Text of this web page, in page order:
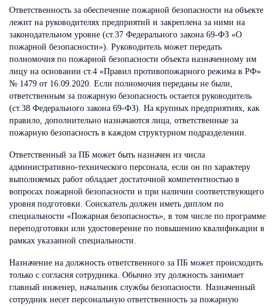
Ответственность за обеспечение пожарной безопасности на объекте
лежит на руководителях предприятий и закреплена за ними на
законодательном уровне (ст.37 Федерального закона 69-ФЗ «О
пожарной безопасности»). Руководитель может передать
полномочия по пожарной безопасности объекта назначенному им
лицу на основании ст.4 «Правил противопожарного режима в РФ»
№ 1479 от 16.09.2020. Если полномочия переданы не были,
ответственным за пожарную безопасность остается руководитель
(ст.38 Федерального закона 69-ФЗ). На крупных предприятиях, как
правило, дополнительно назначаются лица, ответственные за
пожарную безопасность в каждом структурном подразделении.
Ответственный за ПБ может быть назначен из числа
административно-технического персонала, если он по характеру
выполняемых работ обладает достаточной компетентностью в
вопросах пожарной безопасности и при наличии соответствующего
уровня подготовки. Соискатель должен иметь диплом по
специальности «Пожарная безопасность», в том числе по программе
переподготовки или удостоверение по повышению квалификации в
рамках указанной специальности.
Назначение на должность ответственного за ПБ может происходить
только с согласия сотрудника. Обычно эту должность занимает
главный инженер, начальник службы безопасности. Назначенный
сотрудник несет персональную ответственность за пожарную